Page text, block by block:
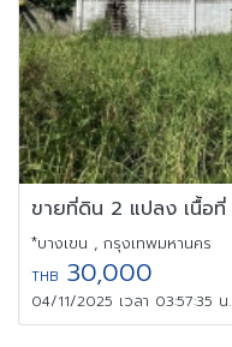
*บางเขน , กรุงเทพมหานคร
THB 30,000
04/11/2025 เวลา 03:57:35 น.